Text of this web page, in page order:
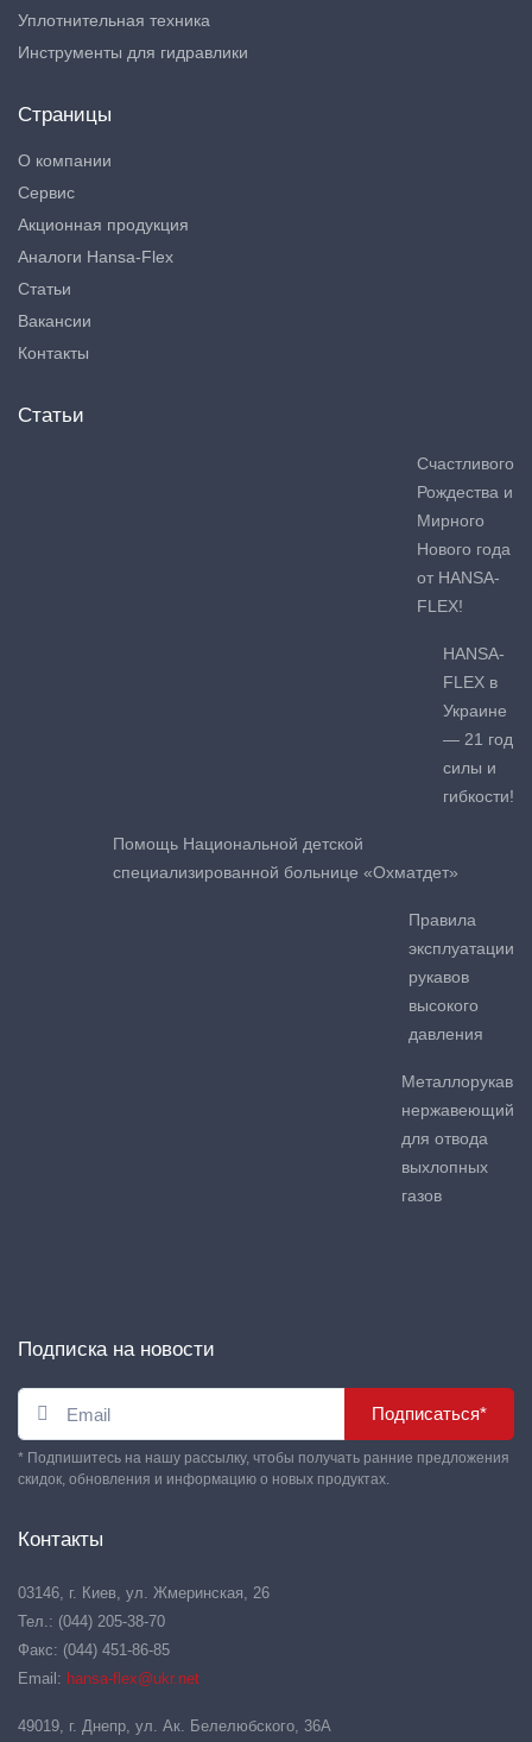
Уплотнительная техника
Инструменты для гидравлики
Страницы
О компании
Сервис
Акционная продукция
Аналоги Hansa-Flex
Статьи
Вакансии
Контакты
Статьи
Счастливого
Рождества и
Мирного
Нового года
от HANSA-
FLEX!
HANSA-
FLEX в
Украине
— 21 год
силы и
гибкости!
Помощь Национальной детской
специализированной больнице «Охматдет»
Правила
эксплуатации
рукавов
высокого
давления
Металлорукав
нержавеющий
для отвода
выхлопных
газов
Подписка на новости
Подписаться*
* Подпишитесь на нашу рассылку, чтобы получать ранние предложения
скидок, обновления и информацию о новых продуктах.
Контакты
03146, г. Киев, ул. Жмеринская, 26
Тел.: (044) 205-38-70
Факс: (044) 451-86-85
Email: hansa-flex@ukr.net
49019, г. Днепр, ул. Ак. Белелюбского, 36А